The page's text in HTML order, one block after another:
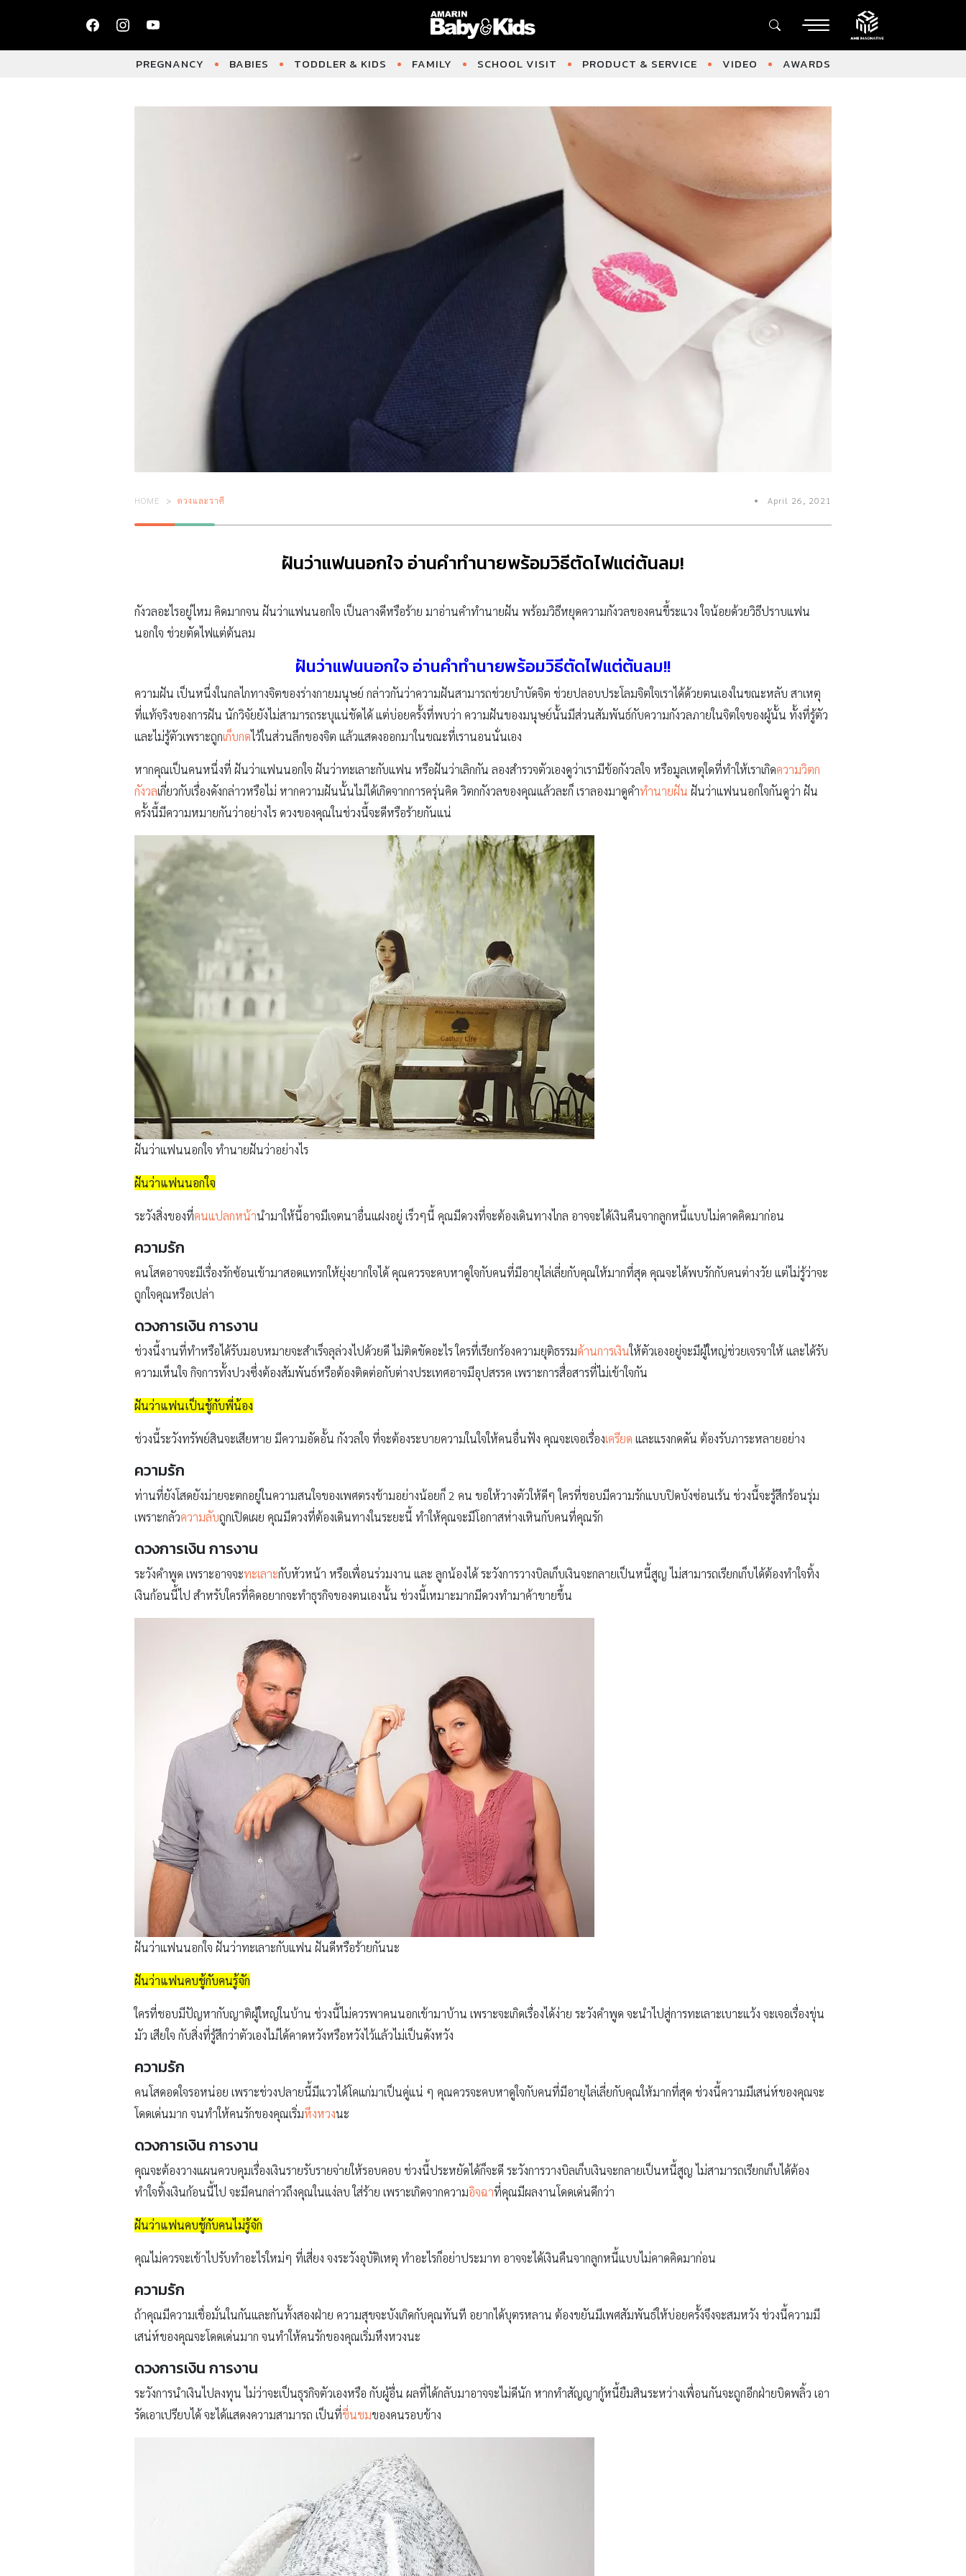
PREGNANCY BABIES TODDLER & KIDS FAMILY SCHOOL VISIT PRODUCT & SERVICE VIDEO AWARDS
HOME ดวงและราศี April 26, 2021
ฝันว่าแฟนนอกใจ อ่านคำทำนายพร้อมวิธีตัดไฟแต่ต้นลม!
กังวลอะไรอยู่ไหม คิดมากจน ฝันว่าแฟนนอกใจ เป็นลางดีหรือร้าย มาอ่านคำทำนายฝัน พร้อมวิธีหยุดความกังวลของคนขี้ระแวง ใจน้อยด้วยวิธีปราบแฟน
นอกใจ ช่วยตัดไฟแต่ต้นลม
ฝันว่าแฟนนอกใจ อ่านคำทำนายพร้อมวิธีตัดไฟแต่ต้นลม!!
ความฝัน เป็นหนึ่งในกลไกทางจิตของร่างกายมนุษย์ กล่าวกันว่าความฝันสามารถช่วยบำบัดจิต ช่วยปลอบประโลมจิตใจเราได้ด้วยตนเองในขณะหลับ สาเหตุ
ที่แท้จริงของการฝัน นักวิจัยยังไม่สามารถระบุแน่ชัดได้ แต่บ่อยครั้งที่พบว่า ความฝันของมนุษย์นั้นมีส่วนสัมพันธ์กับความกังวลภายในจิตใจของผู้นั้น ทั้งที่รู้ตัว
และไม่รู้ตัวเพราะถูกเก็บกดไว้ในส่วนลึกของจิต แล้วแสดงออกมาในขณะที่เรานอนนั่นเอง
หากคุณเป็นคนหนึ่งที่ ฝันว่าแฟนนอกใจ ฝันว่าทะเลาะกับแฟน หรือฝันว่าเลิกกัน ลองสำรวจตัวเองดูว่าเรามีข้อกังวลใจ หรือมูลเหตุใดที่ทำให้เราเกิดความวิตก
กังวลเกี่ยวกับเรื่องดังกล่าวหรือไม่ หากความฝันนั้นไม่ได้เกิดจากการครุ่นคิด วิตกกังวลของคุณแล้วละก็ เราลองมาดูคำทำนายฝัน ฝันว่าแฟนนอกใจกันดูว่า ฝัน
ครั้งนี้มีความหมายกันว่าอย่างไร ดวงของคุณในช่วงนี้จะดีหรือร้ายกันแน่
ฝันว่าแฟนนอกใจ ทำนายฝันว่าอย่างไร
ฝันว่าแฟนนอกใจ
ระวังสิ่งของที่คนแปลกหน้านำมาให้นี้อาจมีเจตนาอื่นแฝงอยู่ เร็วๆนี้ คุณมีดวงที่จะต้องเดินทางไกล อาจจะได้เงินคืนจากลูกหนี้แบบไม่คาดคิดมาก่อน
ความรัก
คนโสดอาจจะมีเรื่องรักซ้อนเข้ามาสอดแทรกให้ยุ่งยากใจได้ คุณควรจะคบหาดูใจกับคนที่มีอายุไล่เลี่ยกับคุณให้มากที่สุด คุณจะได้พบรักกับคนต่างวัย แต่ไม่รู้ว่าจะ
ถูกใจคุณหรือเปล่า
ดวงการเงิน การงาน
ช่วงนี้งานที่ทำหรือได้รับมอบหมายจะสำเร็จลุล่วงไปด้วยดี ไม่ติดขัดอะไร ใครที่เรียกร้องความยุติธรรมด้านการเงินให้ตัวเองอยู่จะมีผู้ใหญ่ช่วยเจรจาให้ และได้รับ
ความเห็นใจ กิจการทั้งปวงซึ่งต้องสัมพันธ์หรือต้องติดต่อกับต่างประเทศอาจมีอุปสรรค เพราะการสื่อสารที่ไม่เข้าใจกัน
ฝันว่าแฟนเป็นชู้กับพี่น้อง
ช่วงนี้ระวังทรัพย์สินจะเสียหาย มีความอัดอั้น กังวลใจ ที่จะต้องระบายความในใจให้คนอื่นฟัง คุณจะเจอเรื่องเครียด และแรงกดดัน ต้องรับภาระหลายอย่าง
ความรัก
ท่านที่ยังโสดยังม่ายจะตกอยู่ในความสนใจของเพศตรงข้ามอย่างน้อยก็ 2 คน ขอให้วางตัวให้ดีๆ ใครที่ชอบมีความรักแบบปิดบังซ่อนเร้น ช่วงนี้จะรู้สึกร้อนรุ่ม
เพราะกลัวความลับถูกเปิดเผย คุณมีดวงที่ต้องเดินทางในระยะนี้ ทำให้คุณจะมีโอกาสห่างเหินกับคนที่คุณรัก
ดวงการเงิน การงาน
ระวังคำพูด เพราะอาจจะทะเลาะกับหัวหน้า หรือเพื่อนร่วมงาน และ ลูกน้องได้ ระวังการวางบิลเก็บเงินจะกลายเป็นหนี้สูญ ไม่สามารถเรียกเก็บได้ต้องทำใจทิ้ง
เงินก้อนนี้ไป สำหรับใครที่คิดอยากจะทำธุรกิจของตนเองนั้น ช่วงนี้เหมาะมากมีดวงทำมาค้าขายขึ้น
ฝันว่าแฟนนอกใจ ฝันว่าทะเลาะกับแฟน ฝันดีหรือร้ายกันนะ
ฝันว่าแฟนคบชู้กับคนรู้จัก
ใครที่ชอบมีปัญหากับญาติผู้ใหญ่ในบ้าน ช่วงนี้ไม่ควรพาคนนอกเข้ามาบ้าน เพราะจะเกิดเรื่องได้ง่าย ระวังคำพูด จะนำไปสู่การทะเลาะเบาะแว้ง จะเจอเรื่องขุ่น
มัว เสียใจ กับสิ่งที่รู้สึกว่าตัวเองไม่ได้คาดหวังหรือหวังไว้แล้วไม่เป็นดังหวัง
ความรัก
คนโสดอดใจรอหน่อย เพราะช่วงปลายนี้มีแววได้โคแก่มาเป็นคู่แน่ ๆ คุณควรจะคบหาดูใจกับคนที่มีอายุไล่เลี่ยกับคุณให้มากที่สุด ช่วงนี้ความมีเสน่ห์ของคุณจะ
โดดเด่นมาก จนทำให้คนรักของคุณเริ่มหึงหวงนะ
ดวงการเงิน การงาน
คุณจะต้องวางแผนควบคุมเรื่องเงินรายรับรายจ่ายให้รอบคอบ ช่วงนี้ประหยัดได้ก็จะดี ระวังการวางบิลเก็บเงินจะกลายเป็นหนี้สูญ ไม่สามารถเรียกเก็บได้ต้อง
ทำใจทิ้งเงินก้อนนี้ไป จะมีคนกล่าวถึงคุณในแง่ลบ ใส่ร้าย เพราะเกิดจากความอิจฉาที่คุณมีผลงานโดดเด่นดีกว่า
ฝันว่าแฟนคบชู้กับคนไม่รู้จัก
คุณไม่ควรจะเข้าไปรับทำอะไรใหม่ๆ ที่เสี่ยง จงระวังอุบัติเหตุ ทำอะไรก็อย่าประมาท อาจจะได้เงินคืนจากลูกหนี้แบบไม่คาดคิดมาก่อน
ความรัก
ถ้าคุณมีความเชื่อมั่นในกันและกันทั้งสองฝ่าย ความสุขจะบังเกิดกับคุณทันที อยากได้บุตรหลาน ต้องขยันมีเพศสัมพันธ์ให้บ่อยครั้งจึงจะสมหวัง ช่วงนี้ความมี
เสน่ห์ของคุณจะโดดเด่นมาก จนทำให้คนรักของคุณเริ่มหึงหวงนะ
ดวงการเงิน การงาน
ระวังการนำเงินไปลงทุน ไม่ว่าจะเป็นธุรกิจตัวเองหรือ กับผู้อื่น ผลที่ได้กลับมาอาจจะไม่ดีนัก หากทำสัญญากู้หนี้ยืมสินระหว่างเพื่อนกันจะถูกอีกฝ่ายบิดพลิ้ว เอา
รัดเอาเปรียบได้ จะได้แสดงความสามารถ เป็นที่ชื่นชมของคนรอบข้าง